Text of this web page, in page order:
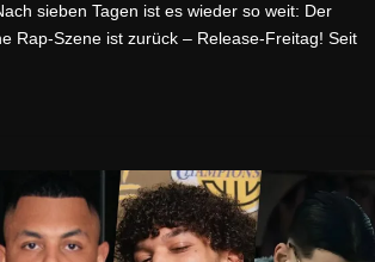
sieben Tagen ist es wieder so weit: Der
Rap-Szene ist zurück – Release-Freitag! Seit